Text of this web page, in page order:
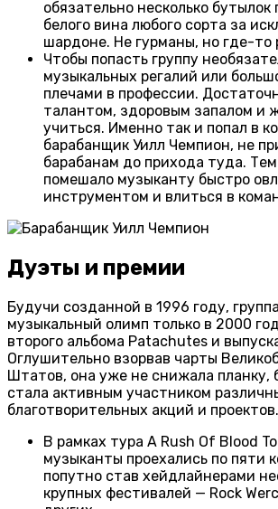
обязательно несколько бутылок
белого вина любого сорта за
шардоне. Не гурманы, но где-то
Чтобы попасть группу
музыкальных регалий или
плечами в профессии.
талантом, здоровым запалом и
учиться. Именно так и попал в
барабанщик Уилл Чемпион, не
барабанам до прихода туда.
помешало музыканту быстро
инструментом и влиться в
Дуэты и премии
Будучи созданной в 1996 году,
музыкальный олимп только в 2000
второго альбома Patachutes и
Оглушительно взорвав чарты
Штатов, она уже не снижала планку,
стала активным участником
благотворительных акций и проектов.
В рамках тура A Rush Of Blood
музыканты проехались по пяти
попутно став хейдлайнерами
крупных фестивалей — Rock